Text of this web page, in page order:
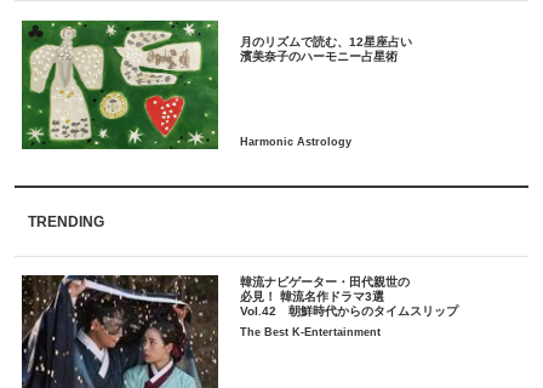
月のリズムで読む、12星座占い
TRENDING
韓流ナビゲーター・田代親世の
必見！ 韓流名作ドラマ3選
Vol.42 朝鮮時代からのタイムスリップ
The Best K-Entertainment